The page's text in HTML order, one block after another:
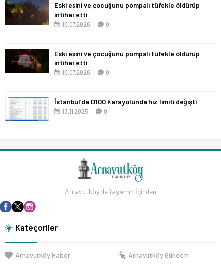
Eski eşini ve çocuğunu pompalı tüfekle öldürüp
intihar etti
10.07.2026 0
Eski eşini ve çocuğunu pompalı tüfekle öldürüp
intihar etti
10.07.2026 0
İstanbul’da D100 Karayolunda hız limiti değişti
13.11.2025 0
Arnavutköy'de Yaşamın İçinden
Kategoriler
Arnavutköy Haber Arnavutköy Gündem